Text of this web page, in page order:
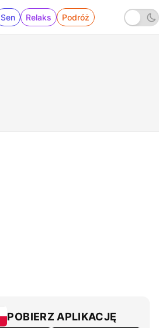
Sen Relaks Podróż
POBIERZ APLIKACJĘ